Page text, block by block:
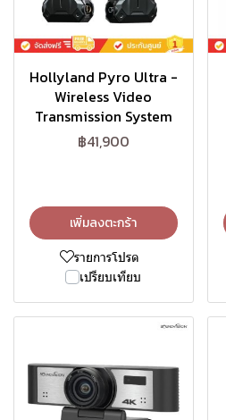
Hollyland Pyro Ultra -
Wireless Video
Transmission System
฿41,900
เพิ่มลงตะกร้า
รายการโปรด
เปรียบเทียบ